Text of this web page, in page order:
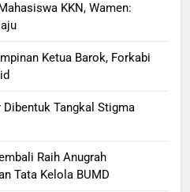
KKN, Wamen:
Ketua Barok, Forkabi
Dibentuk Tangkal Stigma
Raih Anugrah
Tata Kelola BUMD